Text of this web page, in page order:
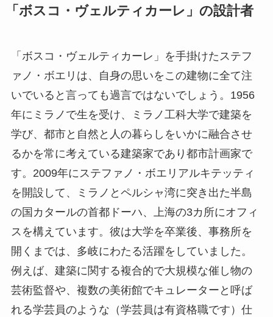
「ボスコ・ヴェルティカーレ」の設計者
「ボスコ・ヴェルティカーレ」を手掛けたステフ
ァノ・ボエリは、自身の思いをこの建物に全て注
いでいると言っても過言ではないでしょう。1956
年にミラノで生を受け、ミラノ工科大学で建築を
学び、都市と自然と人の暮らしをいかに融合させ
るかを常に考えている建築家であり都市計画家で
す。2009年にステファノ・ボエリアルキテッティ
を開設して、ミラノとペルシャ湾に突き出た半島
の国カタールの首都ドーハ、上海の3カ所にオフィ
スを構えています。彼は大学を卒業後、事務所を
開くまでは、多岐にわたる活躍をしていました。
例えば、建築に関する複合的で大規模な催し物の
芸術監督や、複数の美術館でキュレーターと呼ば
れる学芸員のような（学芸員は有資格職です）仕